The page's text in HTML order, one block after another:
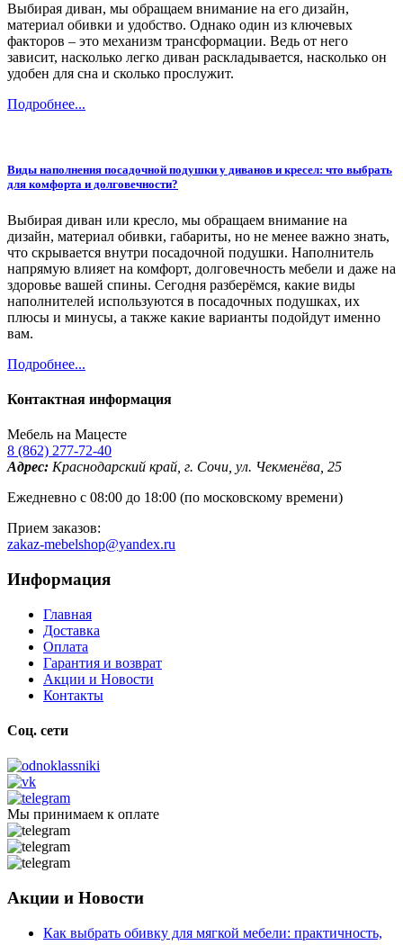
Выбирая диван, мы обращаем внимание на его дизайн,
материал обивки и удобство. Однако один из ключевых
факторов – это механизм трансформации. Ведь от него
зависит, насколько легко диван раскладывается, насколько он
удобен для сна и сколько прослужит.
Подробнее...
Виды наполнения посадочной подушки у диванов и кресел: что выбрать
для комфорта и долговечности?
Выбирая диван или кресло, мы обращаем внимание на
дизайн, материал обивки, габариты, но не менее важно знать,
что скрывается внутри посадочной подушки. Наполнитель
напрямую влияет на комфорт, долговечность мебели и даже на
здоровье вашей спины. Сегодня разберёмся, какие виды
наполнителей используются в посадочных подушках, их
плюсы и минусы, а также какие варианты подойдут именно
вам.
Подробнее...
Контактная информация
Мебель на Мацесте
8 (862) 277-72-40
Адрес: Краснодарский край, г. Сочи, ул. Чекменёва, 25
Ежедневно с 08:00 до 18:00 (по московскому времени)
Прием заказов:
zakaz-mebelshop@yandex.ru
Информация
Главная
Доставка
Оплата
Гарантия и возврат
Акции и Новости
Контакты
Соц. сети
Мы принимаем к оплате
Акции и Новости
Как выбрать обивку для мягкой мебели: практичность,